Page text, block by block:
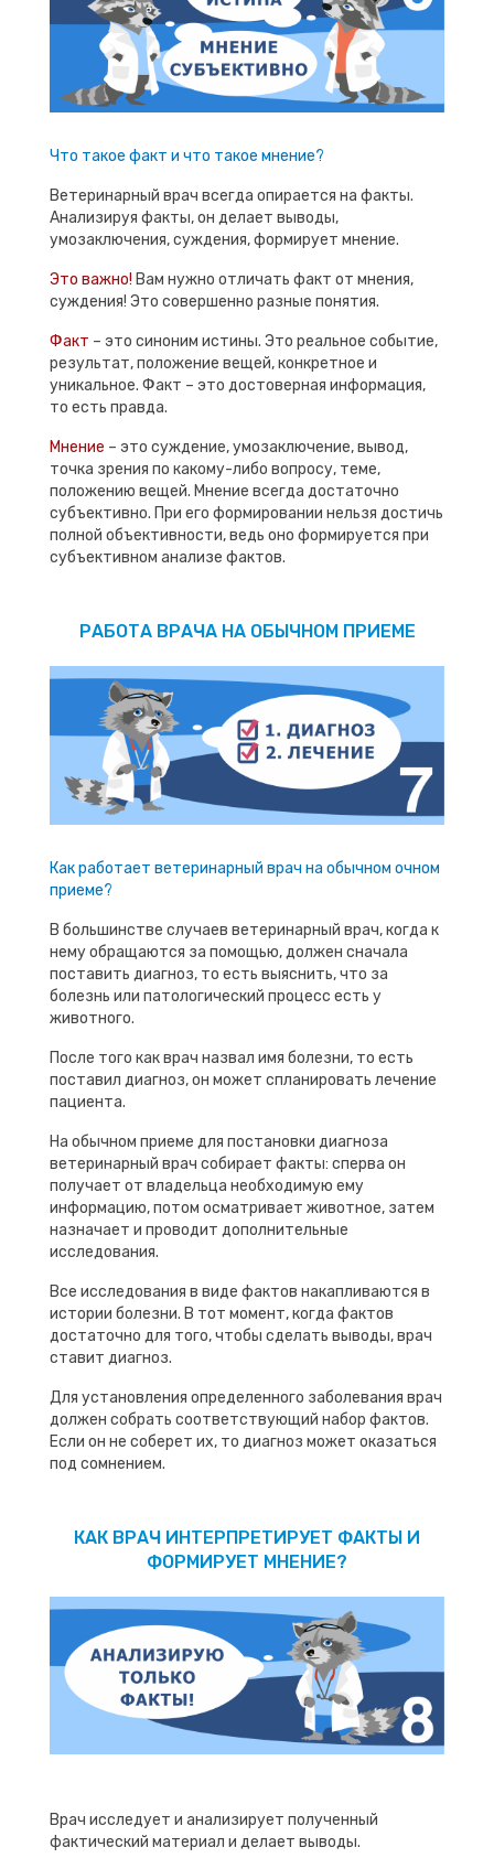
Что такое факт и что такое мнение?
Ветеринарный врач всегда опирается на факты.
Анализируя факты, он делает выводы,
умозаключения, суждения, формирует мнение.
Это важно! Вам нужно отличать факт от мнения,
суждения! Это совершенно разные понятия.
Факт – это синоним истины. Это реальное событие,
результат, положение вещей, конкретное и
уникальное. Факт – это достоверная информация,
то есть правда.
Мнение – это суждение, умозаключение, вывод,
точка зрения по какому-либо вопросу, теме,
положению вещей. Мнение всегда достаточно
субъективно. При его формировании нельзя достичь
полной объективности, ведь оно формируется при
субъективном анализе фактов.
РАБОТА ВРАЧА НА ОБЫЧНОМ ПРИЕМЕ
Как работает ветеринарный врач на обычном очном
приеме?
В большинстве случаев ветеринарный врач, когда к
нему обращаются за помощью, должен сначала
поставить диагноз, то есть выяснить, что за
болезнь или патологический процесс есть у
животного.
После того как врач назвал имя болезни, то есть
поставил диагноз, он может спланировать лечение
пациента.
На обычном приеме для постановки диагноза
ветеринарный врач собирает факты: сперва он
получает от владельца необходимую ему
информацию, потом осматривает животное, затем
назначает и проводит дополнительные
исследования.
Все исследования в виде фактов накапливаются в
истории болезни. В тот момент, когда фактов
достаточно для того, чтобы сделать выводы, врач
ставит диагноз.
Для установления определенного заболевания врач
должен собрать соответствующий набор фактов.
Если он не соберет их, то диагноз может оказаться
под сомнением.
КАК ВРАЧ ИНТЕРПРЕТИРУЕТ ФАКТЫ И
ФОРМИРУЕТ МНЕНИЕ?
Врач исследует и анализирует полученный
фактический материал и делает выводы.